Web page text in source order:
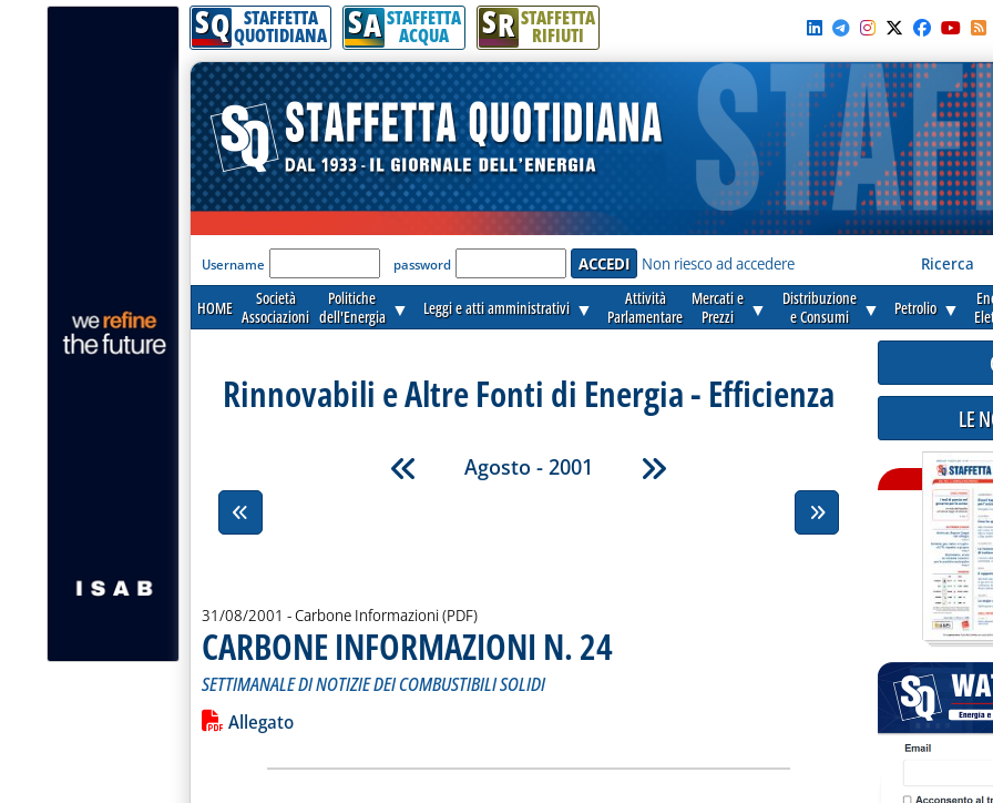
SQ STAFFETTA
QUOTIDIANA SA STAFFETTA
ACQUA SR STAFFETTA
RIFIUTI
'Modulo Login per accedere'
Username password Non riesco ad accedere Ricerca
HOME
Società
Associazioni
Politiche
dell'Energia ▼ Leggi e atti amministrativi ▼
Attività
Parlamentare
Mercati e
Prezzi
▼
Distribuzione
e Consumi
▼ Petrolio ▼
Rinnovabili e Altre Fonti di Energia - Efficienza
Agosto - 2001
31/08/2001 - Carbone Informazioni (PDF)
CARBONE INFORMAZIONI N. 24 . Sottotitolo: SETTIMANALE DI NOTIZIE DEI COMBUSTIBILI SOLIDI
SETTIMANALE DI NOTIZIE DEI COMBUSTIBILI SOLIDI
Leggi tutta la notizia: 'CARBONE INFORMAZIONI N. 24'
Lista allegati PDF alla notizia
Allegato
LE